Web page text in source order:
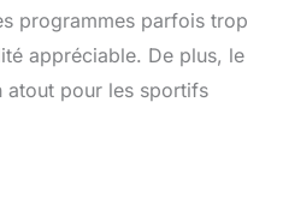
programmes parfois trop
appréciable. De plus, le
atout pour les sportifs